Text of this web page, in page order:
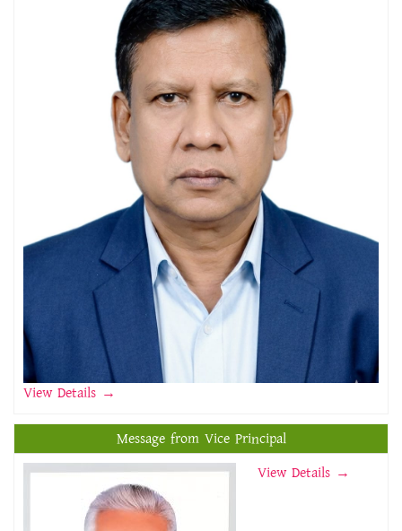
View Details →
Message from Vice Principal
View Details →